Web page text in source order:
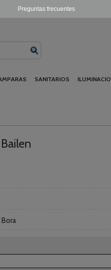
Preguntas frecuentes
SANITARIOS